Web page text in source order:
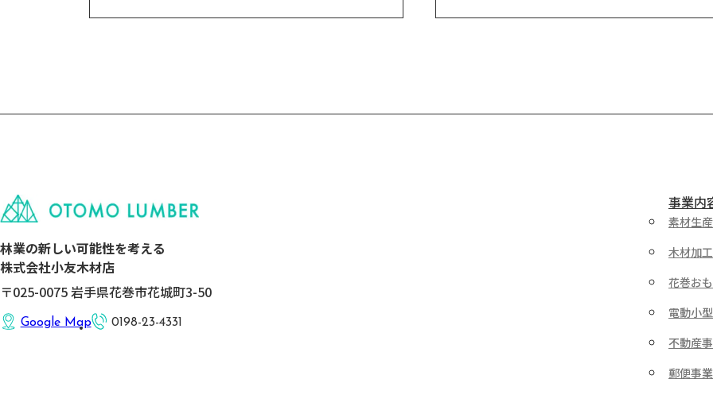
が3名、平均年齢60歳over）という組...
でもありました。 普段は花巻と遠野（車で
林業の新しい可能性を考える
株式会社小友木材店
〒025-0075 岩手県花巻市花城町3-50
Google Map 0198-23-4331
事業内
素材生産
木材加工
花巻お
電動小
不動産
郵便事業